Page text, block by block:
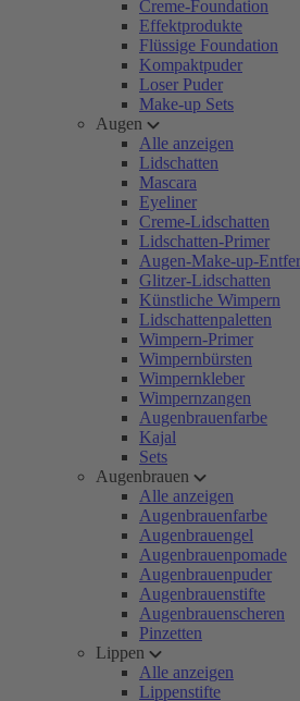
Creme-Foundation
Effektprodukte
Flüssige Foundation
Kompaktpuder
Loser Puder
Make-up Sets
Augen
Alle anzeigen
Lidschatten
Mascara
Eyeliner
Creme-Lidschatten
Lidschatten-Primer
Augen-Make-up-
Glitzer-Lidschatten
Künstliche Wimpern
Lidschattenpaletten
Wimpern-Primer
Wimpernbürsten
Wimpernkleber
Wimpernzangen
Augenbrauenfarbe
Kajal
Sets
Augenbrauen
Alle anzeigen
Augenbrauenfarbe
Augenbrauengel
Augenbrauenpomade
Augenbrauenpuder
Augenbrauenstifte
Augenbrauenscheren
Pinzetten
Lippen
Alle anzeigen
Lippenstifte